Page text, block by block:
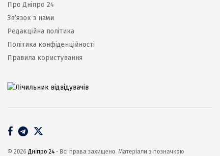
Про Дніпро 24
Зв’язок з нами
Редакційна політика
Політика конфіденційності
Правила користування
© 2026 Дніпро 24 - Всі права захищено. Матеріали з позначкою